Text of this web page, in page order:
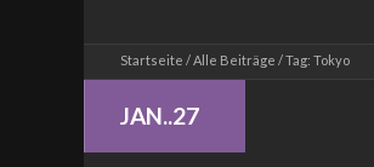
Startseite Alle Beiträge Tag: Tokyo
JAN..27